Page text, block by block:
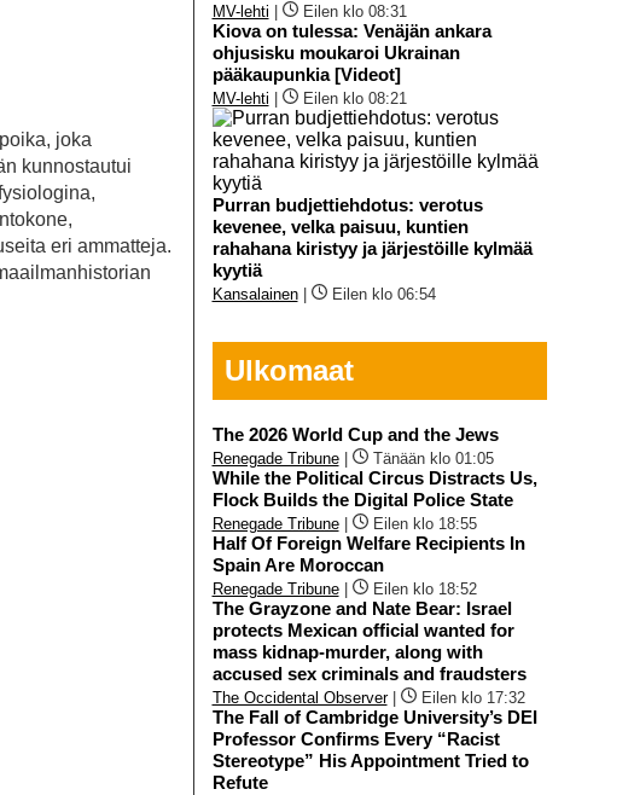
joka
kunnostautui
eri ammatteja.
MV-lehti Eilen klo 08:31
Kiova on tulessa: Venäjän ankara
ohjusisku moukaroi Ukrainan
pääkaupunkia [Videot]
MV-lehti Eilen klo 08:21
Purran budjettiehdotus: verotus
kevenee, velka paisuu, kuntien
rahahana kiristyy ja järjestöille kylmää
kyytiä
Kansalainen| Eilen klo 06:54
Ulkomaat
The 2026 World Cup and the Jews
Renegade Tribune| Tänään klo 01:05
While the Political Circus Distracts Us,
Flock Builds the Digital Police State
Renegade Tribune| Eilen klo 18:55
Half Of Foreign Welfare Recipients In
Spain Are Moroccan
Renegade Tribune| Eilen klo 18:52
The Grayzone and Nate Bear: Israel
protects Mexican official wanted for
mass kidnap-murder, along with
accused sex criminals and fraudsters
The Occidental Observer| Eilen klo 17:32
The Fall of Cambridge University’s DEI
Professor Confirms Every “Racist
Stereotype” His Appointment Tried to
Refute